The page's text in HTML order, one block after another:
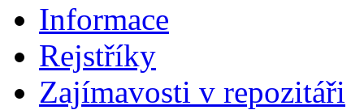
Informace
Rejstříky
Zajímavosti v repozitáři